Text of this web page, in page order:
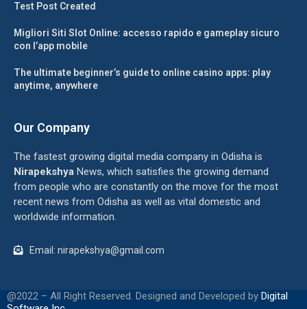
Test Post Created
Migliori Siti Slot Online: accesso rapido e gameplay sicuro
con l’app mobile
The ultimate beginner’s guide to online casino apps: play
anytime, anywhere
Our Company
The fastest growing digital media company in Odisha is
Nirapekshya News, which satisfies the growing demand
from people who are constantly on the move for the most
recent news from Odisha as well as vital domestic and
worldwide information.
Email: nirapekshya@gmail.com
@2022 – All Right Reserved. Designed and Developed by Digital